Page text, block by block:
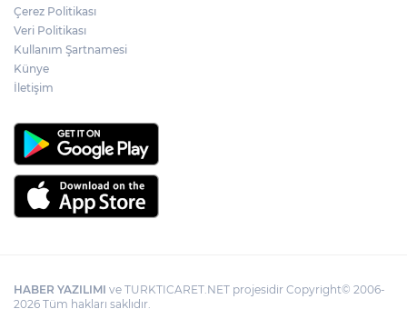
Çerez Politikası
Veri Politikası
Kullanım Şartnamesi
Künye
İletişim
HABER YAZILIMI ve TURKTICARET.NET projesidir Copyright© 2006-
2026 Tüm hakları saklıdır.